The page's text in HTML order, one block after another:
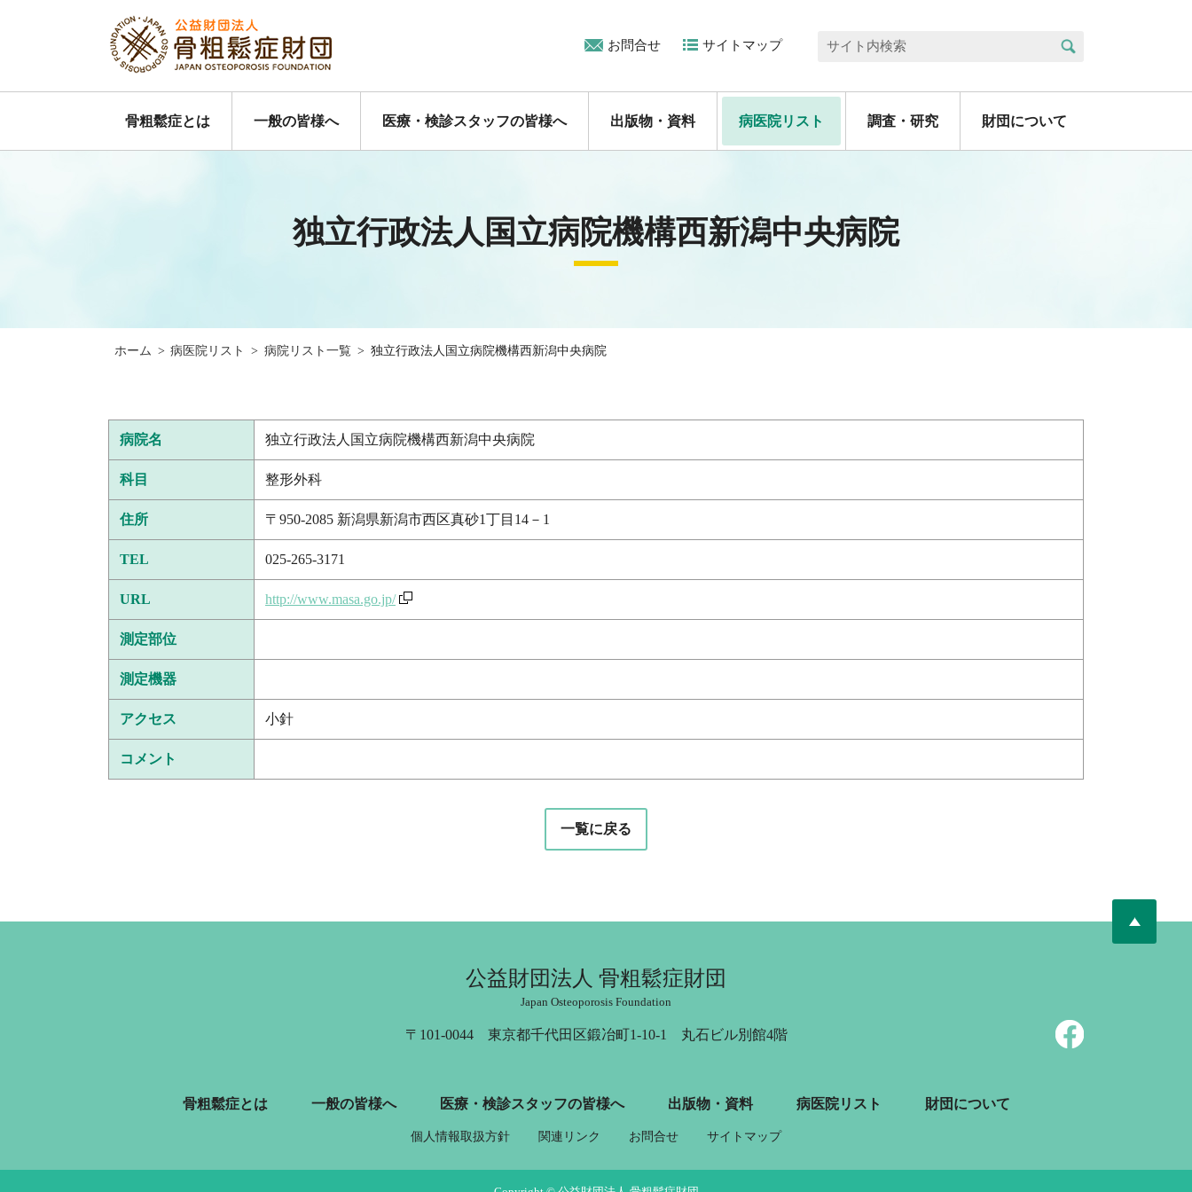
お問合せ サイトマップ サイト内検索
骨粗鬆症とは 一般の皆様へ 医療・検診スタッフの皆様へ 出版物・資料 病医院リスト 調査・研究 財団について
独立行政法人国立病院機構西新潟中央病院
ホーム > 病医院リスト > 病院リスト一覧 > 独立行政法人国立病院機構西新潟中央病院
病院名 独立行政法人国立病院機構西新潟中央病院
科目 整形外科
住所 〒950-2085 新潟県新潟市西区真砂1丁目14－1
TEL 025-265-3171
URL http://www.masa.go.jp/
測定部位
測定機器
アクセス 小針
コメント
一覧に戻る
公益財団法人 骨粗鬆症財団
Japan Osteoporosis Foundation
〒101-0044 東京都千代田区鍛冶町1-10-1 丸石ビル別館4階
骨粗鬆症とは 一般の皆様へ 医療・検診スタッフの皆様へ 出版物・資料 病医院リスト 財団について
個人情報取扱方針 関連リンク お問合せ サイトマップ